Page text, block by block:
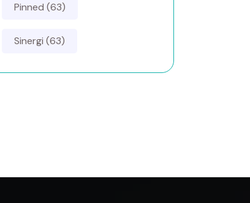
Pinned (63)
Sinergi (63)